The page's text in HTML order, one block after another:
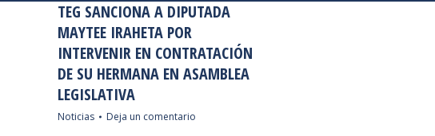
TEG SANCIONA A DIPUTADA
MAYTEE IRAHETA POR
INTERVENIR EN CONTRATACIÓN
DE SU HERMANA EN ASAMBLEA
LEGISLATIVA
Noticias Deja un comentario